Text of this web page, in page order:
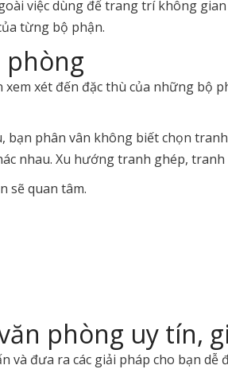
việc dùng để trang trí không
từng bộ phận.
phòng
xét đến đặc thù của những
phân vân không biết chọn
nhau. Xu hướng tranh ghép,
sẽ quan tâm.
phòng uy tín,
và đưa ra các giải pháp cho bạn